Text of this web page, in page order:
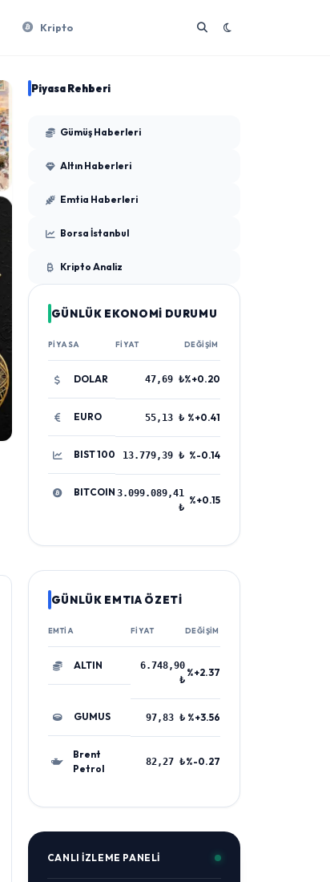
Kripto
Piyasa Rehberi
Gümüş Haberleri
Altın Haberleri
Emtia Haberleri
Borsa İstanbul
Kripto Analiz
GÜNLÜK EKONOMİ DURUMU
PIYASA FIYAT DEĞIŞIM
DOLAR 47,69 ₺%+0.20
EURO 55,13 ₺ %+0.41
BIST 100 13.779,39 ₺ %-0.14
BITCOIN 3.099.089,41
₺
%+0.15
GÜNLÜK EMTIA ÖZETİ
EMTIA FIYAT DEĞIŞIM
ALTIN
6.748,90
₺
%+2.37
GUMUS 97,83 ₺ %+3.56
Brent
Petrol
82,27 ₺%-0.27
CANLI İZLEME PANELI